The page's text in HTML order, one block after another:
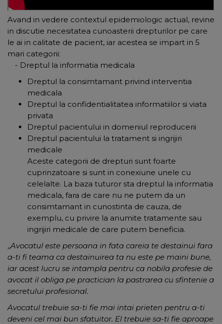
Avand in vedere contextul epidemiologic actual, revine
in discutie necesitatea cunoasterii drepturilor pe care
le ai in calitate de pacient, iar acestea se impart in 5
mari categorii:
- Dreptul la informatia medicala
Dreptul la consimtamant privind interventia
medicala
Dreptul la confidentialitatea informatiilor si viata
privata
Dreptul pacientului in domeniul reproducerii
Dreptul pacientului la tratament si ingrijiri
medicale
Aceste categorii de drepturi sunt foarte
cuprinzatoare si sunt in conexiune unele cu
celelalte. La baza tuturor sta dreptul la informatia
medicala, fara de care nu ne putem da un
consimtamant in cunostinta de cauza, de
exemplu, cu privire la anumite tratamente sau
ingrijiri medicale de care putem beneficia.
,,Avocatul este persoana in fata careia te destainui fara
a-ti fi teama ca destainuirea ta nu este pe maini bune,
iar acest lucru se intampla pentru ca nobila profesie de
avocat il obliga pe practician la pastrarea cu sfintenie a
secretului profesional.
Avocatul trebuie sa-ti fie mai intai prieten pentru a-ti
deveni cel mai bun sfatuitor. El trebuie sa-ti fie aproape